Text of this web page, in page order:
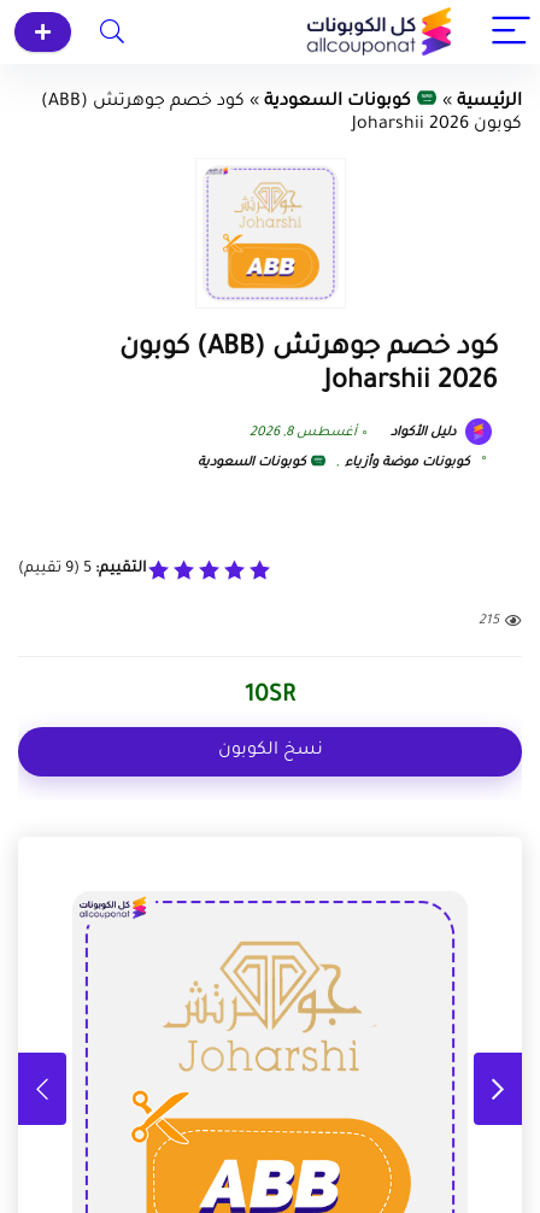
الرئيسية » كوبونات السعودية »
كود خصم جوهرتش (ABB)
كوبون Joharshii 2026
كود خصم جوهرتش (ABB) كوبون
Joharshii 2026
دليل الأكواد أغسطس 8, 2026
كوبونات موضة وأزياء , كوبونات السعودية
التقييم: 5
(
9 تقييم)
215
10SR
نسخ الكوبون